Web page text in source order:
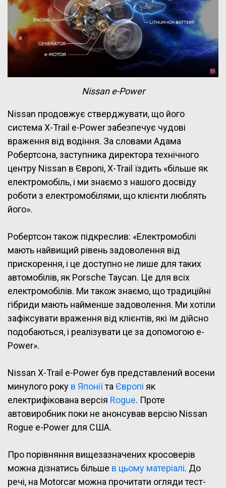
Nissan e-Power
Nissan продовжує стверджувати, що його
система X-Trail e-Power забезпечує чудові
враження від водіння. За словами Адама
Робертсона, заступника директора технічного
центру Nissan в Європі, X-Trail їздить «більше як
електромобіль, і ми знаємо з нашого досвіду
роботи з електромобілями, що клієнти люблять
його».
Робертсон також підкреслив: «Електромобілі
мають найвищий рівень задоволення від
прискорення, і це доступно не лише для таких
автомобілів, як Porsche Taycan. Це для всіх
електромобілів. Ми також знаємо, що традиційні
гібриди мають найменше задоволення. Ми хотіли
зафіксувати враження від клієнтів, які їм дійсно
подобаються, і реалізувати це за допомогою e-
Power».
Nissan X-Trail e-Power був представлений восени
минулого року в Японіїта Європі як
електрифікована версія Rogue. Проте
автовиробник поки не анонсував версію Nissan
Rogue e-Power для США.
Про порівняння вищезазначених кросоверів
можна дізнатись більше в цьому матеріалі. До
речі, на Motorcar можна прочитати огляди тест-